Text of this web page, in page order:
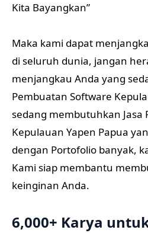
Kita Bayangkan”
Maka kami dapat
di seluruh dunia, jangan
menjangkau Anda yang
Pembuatan Software
sedang membutuhkan Jasa
Kepulauan Yapen Papua
dengan Portofolio banyak,
Kami siap membantu
keinginan Anda.
6,000+ Karya